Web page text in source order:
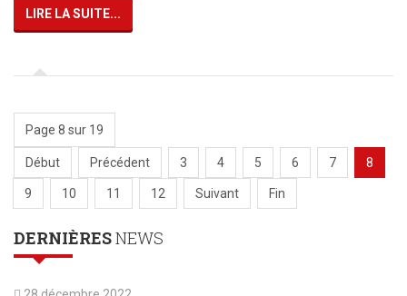
LIRE LA SUITE...
Page 8 sur 19
Début Précédent 3 4 5 6 7 8
9 10 11 12 Suivant Fin
DERNIÈRESNEWS